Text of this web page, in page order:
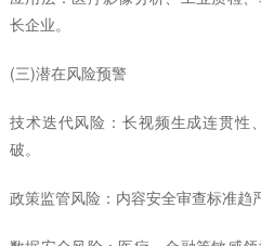
长企业。
(三)潜在风险预警
技术迭代风险：长视频生成连贯性
破。
政策监管风险：内容安全审查标准趋